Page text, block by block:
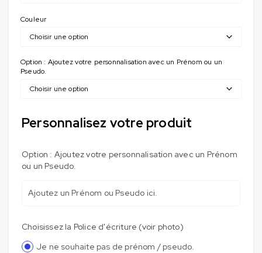
Couleur
Option : Ajoutez votre personnalisation avec un Prénom ou un
Pseudo.
Personnalisez votre produit
Option : Ajoutez votre personnalisation avec un Prénom
ou un Pseudo.
Choisissez la Police d'écriture (voir photo)
Je ne souhaite pas de prénom / pseudo.